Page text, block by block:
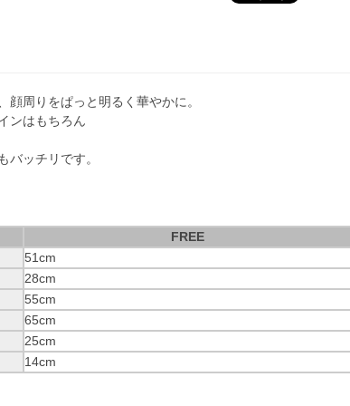
周りをぱっと明るく華やかに。
ンはもちろん
バッチリです。
FREE
51cm
28cm
55cm
65cm
25cm
14cm